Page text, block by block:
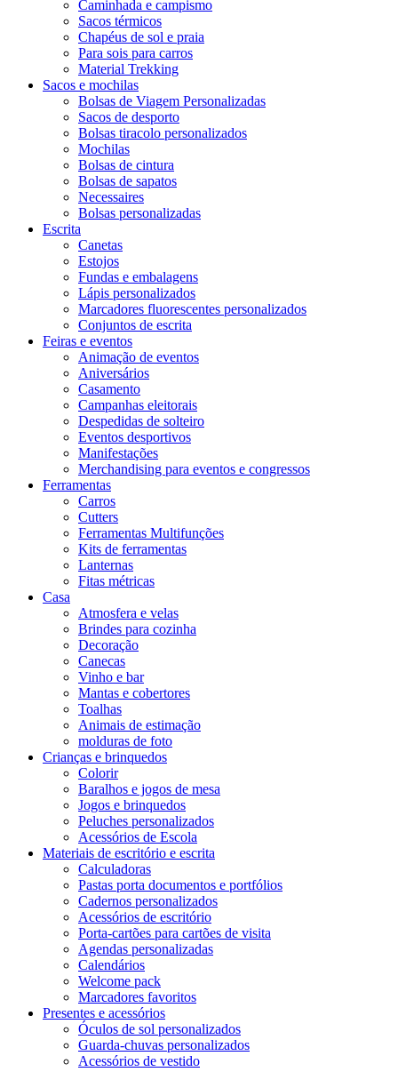
Caminhada e campismo
Sacos térmicos
Chapéus de sol e praia
Para sois para carros
Material Trekking
Sacos e mochilas
Bolsas de Viagem Personalizadas
Sacos de desporto
Bolsas tiracolo personalizados
Mochilas
Bolsas de cintura
Bolsas de sapatos
Necessaires
Bolsas personalizadas
Escrita
Canetas
Estojos
Fundas e embalagens
Lápis personalizados
Marcadores fluorescentes personalizados
Conjuntos de escrita
Feiras e eventos
Animação de eventos
Aniversários
Casamento
Campanhas eleitorais
Despedidas de solteiro
Eventos desportivos
Manifestações
Merchandising para eventos e congressos
Ferramentas
Carros
Cutters
Ferramentas Multifunções
Kits de ferramentas
Lanternas
Fitas métricas
Casa
Atmosfera e velas
Brindes para cozinha
Decoração
Canecas
Vinho e bar
Mantas e cobertores
Toalhas
Animais de estimação
molduras de foto
Crianças e brinquedos
Colorir
Baralhos e jogos de mesa
Jogos e brinquedos
Peluches personalizados
Acessórios de Escola
Materiais de escritório e escrita
Calculadoras
Pastas porta documentos e portfólios
Cadernos personalizados
Acessórios de escritório
Porta-cartões para cartões de visita
Agendas personalizadas
Calendários
Welcome pack
Marcadores favoritos
Presentes e acessórios
Óculos de sol personalizados
Guarda-chuvas personalizados
Acessórios de vestido